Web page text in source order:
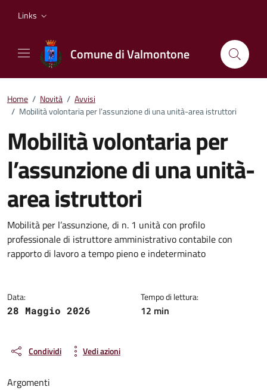
Links
Comune di Valmontone
Home / Novità / Avvisi
/ Mobilità volontaria per l’assunzione di una unità-area istruttori
Mobilità volontaria per
l’assunzione di una unità-
area istruttori
Dettagli della notizia
Mobilità per l’assunzione, di n. 1 unità con profilo
professionale di istruttore amministrativo contabile con
rapporto di lavoro a tempo pieno e indeterminato
Data:
28 Maggio 2026
Tempo di lettura:
12 min
Condividi Vedi azioni
Argomenti